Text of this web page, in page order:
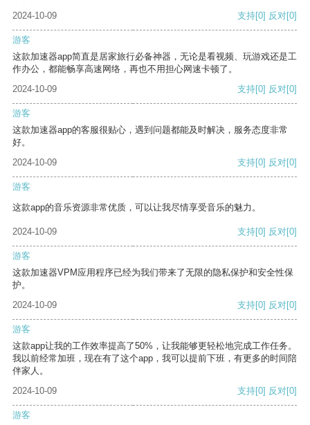
2024-10-09
支持[0] 反对[0]
游客
这款加速器app简直是居家旅行必备神器，无论是看视频、玩游戏还是工
作办公，都能畅享高速网络，再也不用担心网速卡顿了。
2024-10-09
支持[0] 反对[0]
游客
这款加速器app的客服很贴心，遇到问题都能及时解决，服务态度非常
好。
2024-10-09
支持[0] 反对[0]
游客
这款app的音乐资源非常优质，可以让我尽情享受音乐的魅力。
2024-10-09 支持[0] 反对[0]
游客
这款加速器VPM应用程序已经为我们带来了无限的隐私保护和安全性保
护。
2024-10-09
支持[0] 反对[0]
游客
这款app让我的工作效率提高了50%，让我能够更轻松地完成工作任务。
我以前经常加班，现在有了这个app，我可以提前下班，有更多的时间陪
伴家人。
2024-10-09
支持[0] 反对[0]
游客